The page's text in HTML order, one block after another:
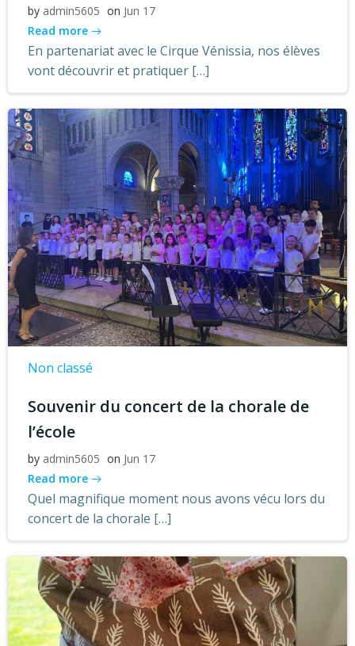
by admin5605 on Jun 17
Read more
En partenariat avec le Cirque Vénissia, nos élèves
vont découvrir et pratiquer […]
Non classé
Souvenir du concert de la chorale de
l’école
by admin5605 on Jun 17
Read more
Quel magnifique moment nous avons vécu lors du
concert de la chorale […]